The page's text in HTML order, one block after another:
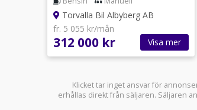
Torvalla Bil Albyberg AB
fr. 5 055 kr/mån
312 000 kr Visa mer
Klicket tar inget ansvar för
erhållas direkt från säljaren. Säljaren